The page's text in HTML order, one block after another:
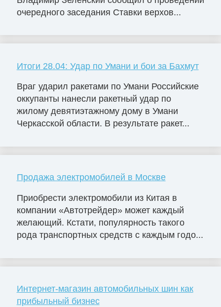
очередного заседания Ставки верхов...
Итоги 28.04: Удар по Умани и бои за Бахмут
Враг ударил ракетами по Умани Российские
оккупанты нанесли ракетный удар по
жилому девятиэтажному дому в Умани
Черкасской области. В результате ракет...
Продажа электромобилей в Москве
Приобрести электромобили из Китая в
компании «Автотрейдер» может каждый
желающий. Кстати, популярность такого
рода транспортных средств с каждым годо...
Интернет-магазин автомобильных шин как
прибыльный бизнес